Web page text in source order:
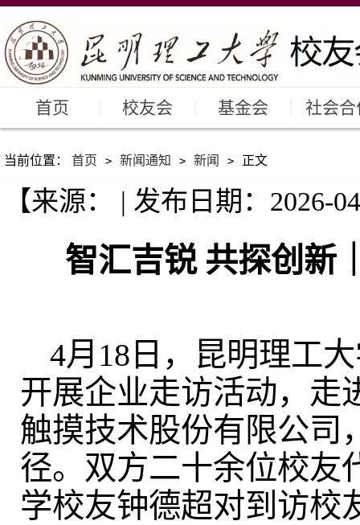
首页 校友会 基金会 社会合
当前位置： 首页 > 新闻通知 > 新闻 > 正文
【来源： | 发布日期：2026-
智汇吉锐 共探创新
4月18日，昆明理工
开展企业走访活动，
触摸技术股份有限公司
径。双方二十余位校友
学校友钟德超对到访校